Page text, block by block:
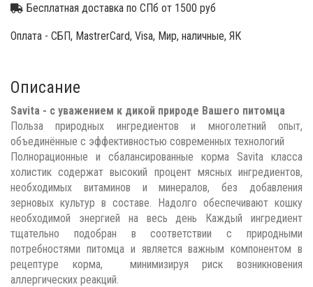
Бесплатная доставка по СПб от 1500 руб
Оплата - СБП, MastrerCard, Visa, Мир, наличные, ЯК
Описание
Savita - с уважением к дикой природе Вашего питомца
Польза природных ингредиентов и многолетний опыт,
объединённые с эффективностью современных технологий
Полнорационные и сбалансированные корма Savita класса
холистик содержат высокий процент мясных ингредиентов,
необходимых витаминов и минералов, без добавления
зерновых культур в составе. Надолго обеспечивают кошку
необходимой энергией на весь день Каждый ингредиент
тщательно подобран в соответствии с природными
потребностями питомца и является важным компонентом в
рецептуре корма, минимизируя риск возникновения
аллергических реакций.